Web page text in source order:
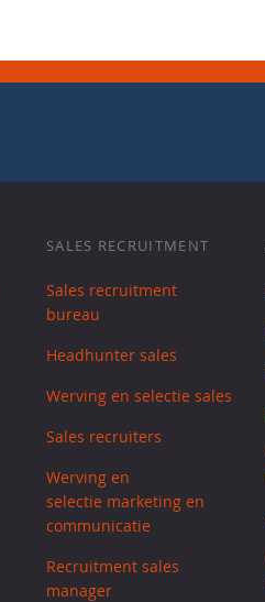
SALES RECRUITMENT
Sales recruitment
bureau
Headhunter sales
Werving en selectie sales
Sales recruiters
Werving en
selectie marketing en
communicatie
Recruitment sales
manager